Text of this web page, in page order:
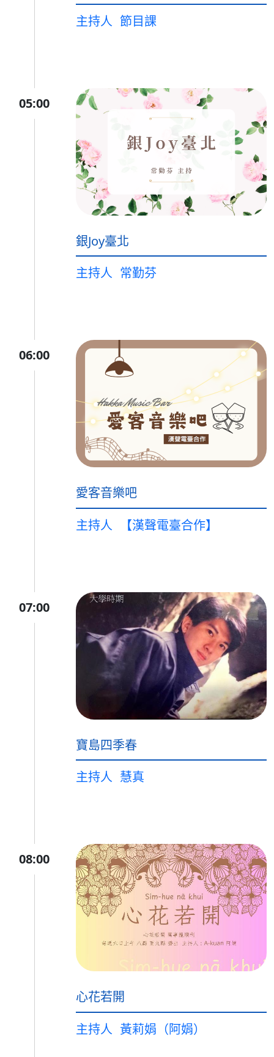
主持人 節目課
05:00
銀Joy臺北
主持人 常勤芬
06:00
愛客音樂吧
主持人
【漢聲電臺合作】
07:00
寶島四季春
主持人 慧真
08:00
心花若開
主持人 黃莉娟（阿娟）